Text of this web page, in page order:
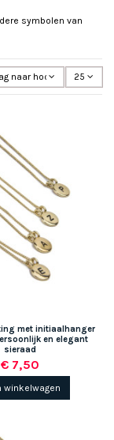
symbolen van
naar hoog 25
met initiaalhanger
en elegant
sieraad
€ 7,50
winkelwagen